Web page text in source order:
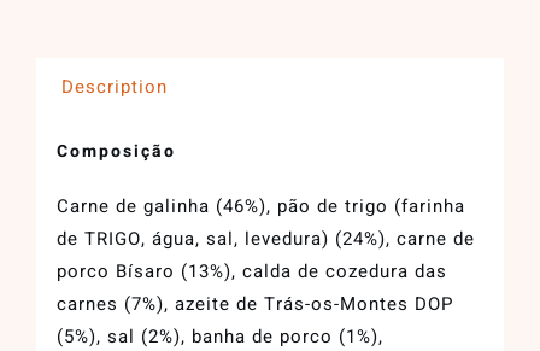
Description
Composição
Carne de galinha (46%), pão de trigo (farinha
de TRIGO, água, sal, levedura) (24%), carne de
porco Bísaro (13%), calda de cozedura das
carnes (7%), azeite de Trás-os-Montes DOP
(5%), sal (2%), banha de porco (1%),